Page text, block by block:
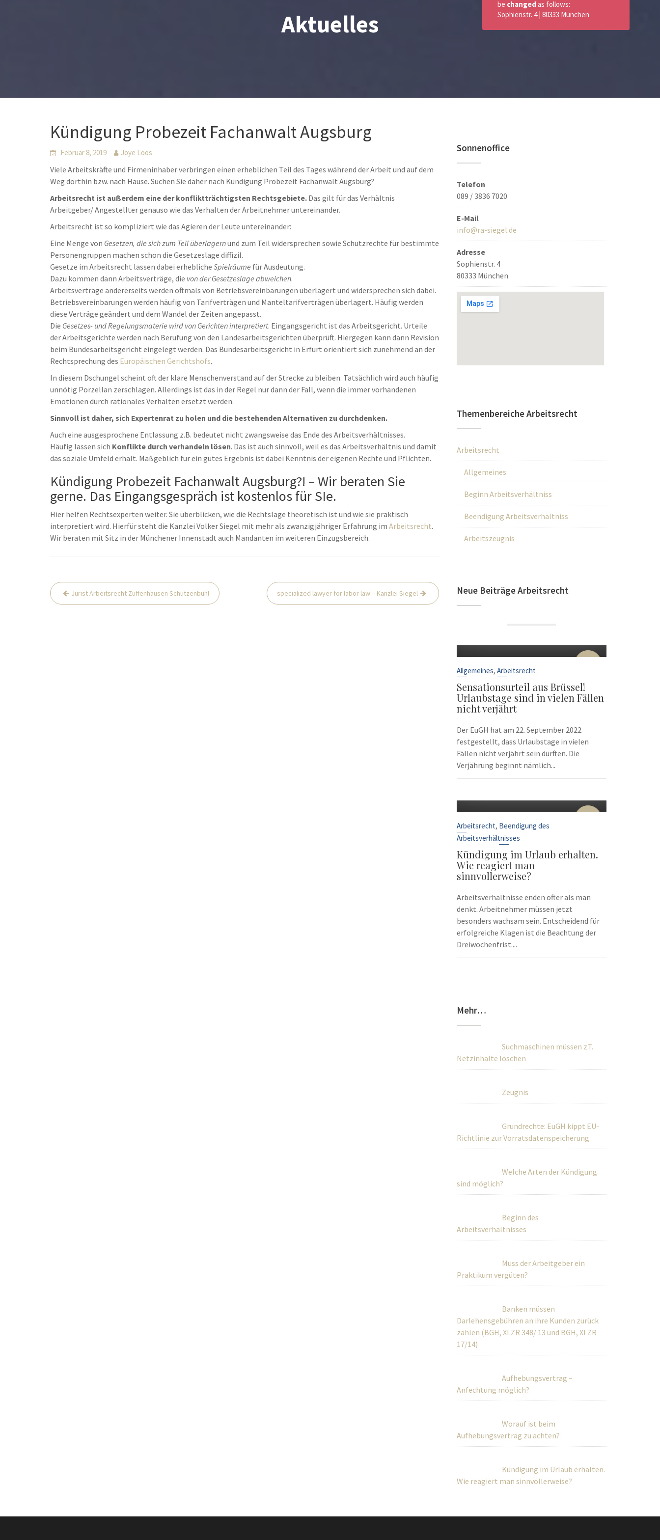
Aktuelles
Kündigung Probezeit Fachanwalt Augsburg
Februar 8, 2019 Joye Loos
Viele Arbeitskräfte und Firmeninhaber verbringen einen erheblichen Teil des Tages während der Arbeit und auf dem
Weg dorthin bzw. nach Hause. Suchen Sie daher nach Kündigung Probezeit Fachanwalt Augsburg?
Arbeitsrecht ist außerdem eine der konfliktträchtigsten Rechtsgebiete. Das gilt für das Verhältnis
Arbeitgeber/ Angestellter genauso wie das Verhalten der Arbeitnehmer untereinander.
Arbeitsrecht ist so kompliziert wie das Agieren der Leute untereinander:
Eine Menge von Gesetzen, die sich zum Teil überlagernund zum Teil widersprechen sowie Schutzrechte für bestimmte
Personengruppen machen schon die Gesetzeslage diffizil.
Gesetze im Arbeitsrecht lassen dabei erhebliche Spielräume für Ausdeutung.
Dazu kommen dann Arbeitsverträge, die von der Gesetzeslage abweichen.
Arbeitsverträge andererseits werden oftmals von Betriebsvereinbarungen überlagert und widersprechen sich dabei.
Betriebsvereinbarungen werden häufig von Tarifverträgen und Manteltarifverträgen überlagert. Häufig werden
diese Verträge geändert und dem Wandel der Zeiten angepasst.
Die Gesetzes- und Regelungsmaterie wird von Gerichten interpretiert. Eingangsgericht ist das Arbeitsgericht. Urteile
der Arbeitsgerichte werden nach Berufung von den Landesarbeitsgerichten überprüft. Hiergegen kann dann Revision
beim Bundesarbeitsgericht eingelegt werden. Das Bundesarbeitsgericht in Erfurt orientiert sich zunehmend an der
Rechtsprechung des Europäischen Gerichtshofs.
In diesem Dschungel scheint oft der klare Menschenverstand auf der Strecke zu bleiben. Tatsächlich wird auch häufig
unnötig Porzellan zerschlagen. Allerdings ist das in der Regel nur dann der Fall, wenn die immer vorhandenen
Emotionen durch rationales Verhalten ersetzt werden.
Sinnvoll ist daher, sich Expertenrat zu holen und die bestehenden Alternativen zu durchdenken.
Auch eine ausgesprochene Entlassung z.B. bedeutet nicht zwangsweise das Ende des Arbeitsverhältnisses.
Häufig lassen sich Konflikte durch verhandeln lösen. Das ist auch sinnvoll, weil es das Arbeitsverhältnis und damit
das soziale Umfeld erhält. Maßgeblich für ein gutes Ergebnis ist dabei Kenntnis der eigenen Rechte und Pflichten.
Kündigung Probezeit Fachanwalt Augsburg?! – Wir beraten Sie
gerne. Das Eingangsgespräch ist kostenlos für SIe.
Hier helfen Rechtsexperten weiter. Sie überblicken, wie die Rechtslage theoretisch ist und wie sie praktisch
interpretiert wird. Hierfür steht die Kanzlei Volker Siegel mit mehr als zwanzigjähriger Erfahrung im Arbeitsrecht.
Wir beraten mit Sitz in der Münchener Innenstadt auch Mandanten im weiteren Einzugsbereich.
Beitrags-
Navigation
Jurist Arbeitsrecht Zuffenhausen Schützenbühl specialized lawyer for labor law – Kanzlei Siegel
Sonnenoffice
Telefon
089 / 3836 7020
E-Mail
info@ra-siegel.de
Adresse
Sophienstr. 4
80333 München
Themenbereiche Arbeitsrecht
Arbeitsrecht
Allgemeines
Beginn Arbeitsverhältniss
Beendigung Arbeitsverhältniss
Arbeitszeugnis
Neue Beiträge Arbeitsrecht
22
Allgemeines,Arbeitsrecht
Sensationsurteil aus Brüssel!
Urlaubstage sind in vielen Fällen
nicht verjährt
Der EuGH hat am 22. September 2022
festgestellt, dass Urlaubstage in vielen
Fällen nicht verjährt sein dürften. Die
Verjährung beginnt nämlich...
10
Arbeitsrecht, Beendigung des
Arbeitsverhältnisses
Kündigung im Urlaub erhalten.
Wie reagiert man
sinnvollerweise?
Arbeitsverhältnisse enden öfter als man
denkt. Arbeitnehmer müssen jetzt
besonders wachsam sein. Entscheidend für
erfolgreiche Klagen ist die Beachtung der
Dreiwochenfrist....
Mehr…
Suchmaschinen müssen z.T.
Netzinhalte löschen
Zeugnis
Grundrechte: EuGH kippt EU-
Richtlinie zur Vorratsdatenspeicherung
Welche Arten der Kündigung
sind möglich?
Beginn des
Arbeitsverhältnisses
Muss der Arbeitgeber ein
Praktikum vergüten?
Banken müssen
Darlehensgebühren an ihre Kunden zurück
zahlen (BGH, XI ZR 348/ 13 und BGH, XI ZR
17/14)
Aufhebungsvertrag –
Anfechtung möglich?
Worauf ist beim
Aufhebungsvertrag zu achten?
Kündigung im Urlaub erhalten.
Wie reagiert man sinnvollerweise?
be changed as follows:
Sophienstr. 4 | 80333 München